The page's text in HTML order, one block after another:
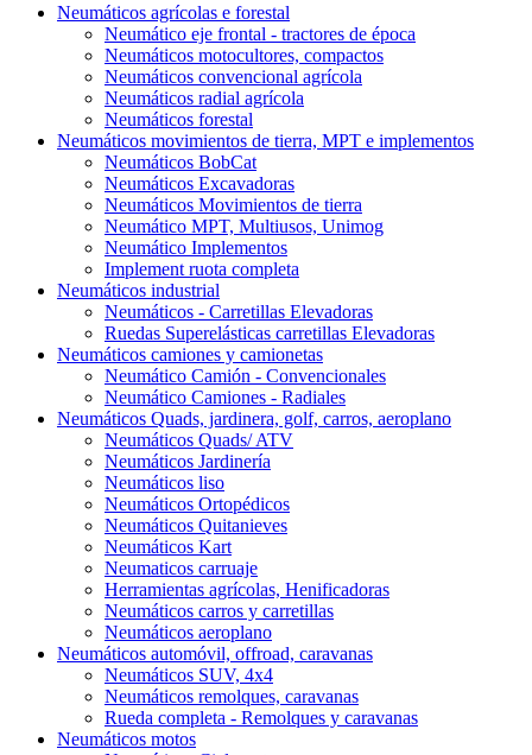
Neumáticos agrícolas e forestal
Neumático eje frontal - tractores de época
Neumáticos motocultores, compactos
Neumáticos convencional agrícola
Neumáticos radial agrícola
Neumáticos forestal
Neumáticos movimientos de tierra, MPT e implementos
Neumáticos BobCat
Neumáticos Excavadoras
Neumáticos Movimientos de tierra
Neumático MPT, Multiusos, Unimog
Neumático Implementos
Implement ruota completa
Neumáticos industrial
Neumáticos - Carretillas Elevadoras
Ruedas Superelásticas carretillas Elevadoras
Neumáticos camiones y camionetas
Neumático Camión - Convencionales
Neumático Camiones - Radiales
Neumáticos Quads, jardinera, golf, carros, aeroplano
Neumáticos Quads/ ATV
Neumáticos Jardinería
Neumáticos liso
Neumáticos Ortopédicos
Neumáticos Quitanieves
Neumáticos Kart
Neumaticos carruaje
Herramientas agrícolas, Henificadoras
Neumáticos carros y carretillas
Neumáticos aeroplano
Neumáticos automóvil, offroad, caravanas
Neumáticos SUV, 4x4
Neumáticos remolques, caravanas
Rueda completa - Remolques y caravanas
Neumáticos motos